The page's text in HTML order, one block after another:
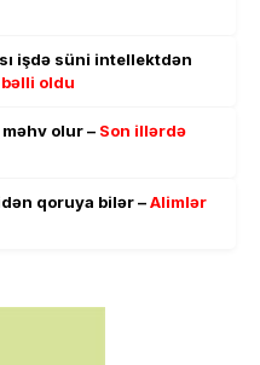
işdə süni intellektdən
oldu
olur – Son illərdə
qoruya bilər –Alimlər